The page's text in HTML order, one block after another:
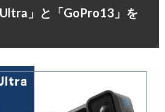
Ultra」と「GoPro13」を